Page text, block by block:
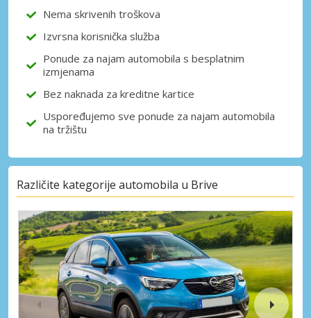
Nema skrivenih troškova
Izvrsna korisnička služba
Ponude za najam automobila s besplatnim
izmjenama
Bez naknada za kreditne kartice
Uspoređujemo sve ponude za najam automobila
na tržištu
Različite kategorije automobila u Brive